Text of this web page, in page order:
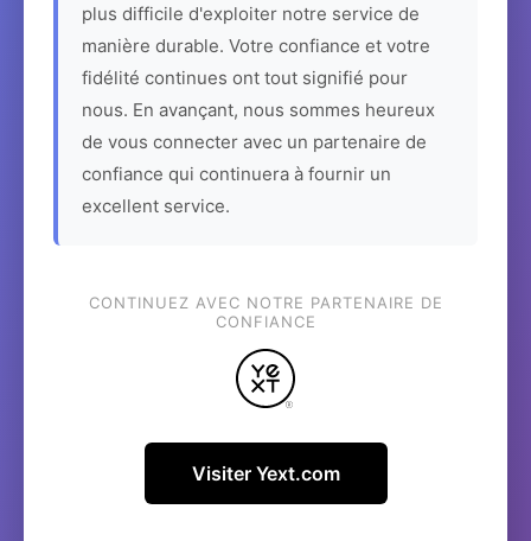
plus difficile d'exploiter notre service de
manière durable. Votre confiance et votre
fidélité continues ont tout signifié pour
nous. En avançant, nous sommes heureux
de vous connecter avec un partenaire de
confiance qui continuera à fournir un
excellent service.
CONTINUEZ AVEC NOTRE PARTENAIRE DE
CONFIANCE
Visiter Yext.com